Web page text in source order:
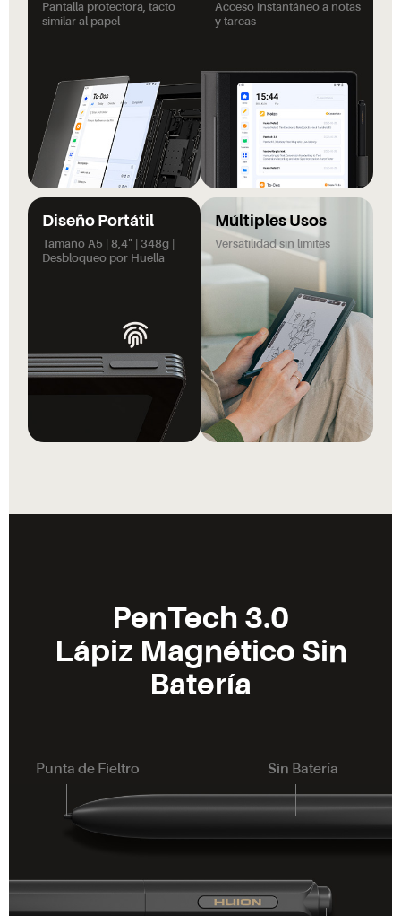
Pantalla protectora, tacto
similar al papel
Acceso instantáneo a notas
y tareas
Diseño Portátil
Tamaño A5 | 8,4" | 348g |
Desbloqueo por Huella
Múltiples Usos
Versatilidad sin límites
PenTech 3.0
Lápiz Magnético Sin
Batería
Punta de Fieltro Sin Batería